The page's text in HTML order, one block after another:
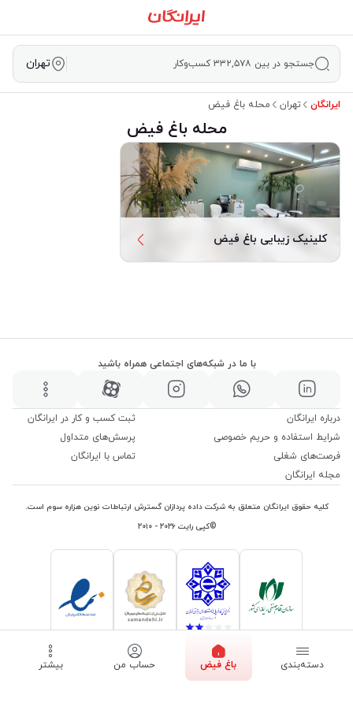
جستجو در بین ۳۳۲,۵۷۸ کسب‌وکار تهران
ایرانگان تهران محله باغ فیض
محله باغ فیض
کلینیک زیبایی باغ فیض
با ما در شبکه‌های اجتماعی همراه باشید
درباره ایرانگان
شرایط استفاده و حریم خصوصی
فرصت‌های شغلی
مجله ایرانگان
ثبت کسب و کار در ایرانگان
پرسش‌های متداول
تماس با ایرانگان
کلیه حقوق ایرانگان متعلق به شرکت داده پردازان گسترش ارتباطات نوین هزاره سوم است.
©کپی رایت ۲۰۲۶ - ۲۰۱۰
دسته‌بندی باغ فیض حساب من بیشتر